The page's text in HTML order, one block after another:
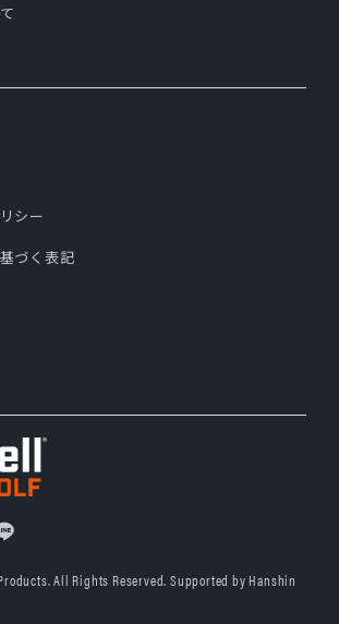
All Rights Reserved. Supported by Hanshin
シー
づく表記